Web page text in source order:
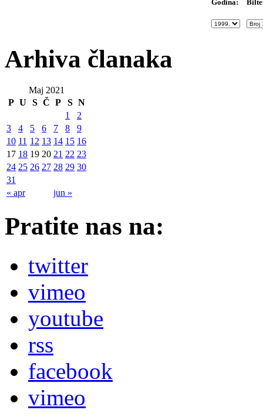
Godina:
Arhiva članaka
Maj 2021
P U S Č P S N
« apr jun »
1
2
3
4 5 6 7 8
9
10 11 12 13 14 15 16
17 18 19 20 21 22 23
24 25 26 27 28 29 30
31
Pratite nas na:
twitter
vimeo
youtube
rss
facebook
vimeo